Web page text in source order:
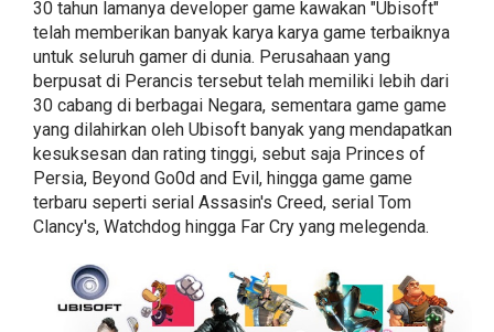
30 tahun lamanya developer game kawakan "Ubisoft"
telah memberikan banyak karya karya game terbaiknya
untuk seluruh gamer di dunia. Perusahaan yang
berpusat di Perancis tersebut telah memiliki lebih dari
30 cabang di berbagai Negara, sementara game game
yang dilahirkan oleh Ubisoft banyak yang mendapatkan
kesuksesan dan rating tinggi, sebut saja Princes of
Persia, Beyond Go0d and Evil, hingga game game
terbaru seperti serial Assasin's Creed, serial Tom
Clancy's, Watchdog hingga Far Cry yang melegenda.